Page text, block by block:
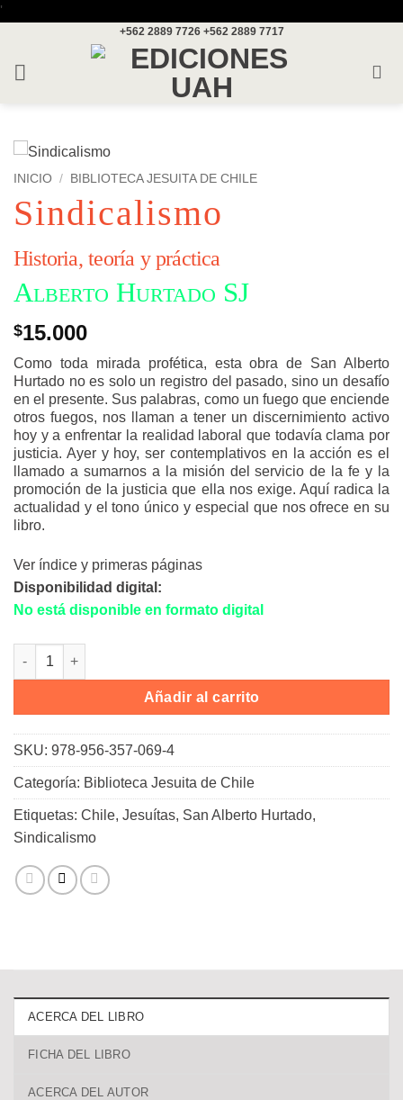
'
+562 2889 7726 +562 2889 7717
INICIO / BIBLIOTECA JESUITA DE CHILE
Sindicalismo
Historia, teoría y práctica
Alberto Hurtado SJ
$15.000
Como toda mirada profética, esta obra de San Alberto
Hurtado no es solo un registro del pasado, sino un desafío
en el presente. Sus palabras, como un fuego que enciende
otros fuegos, nos llaman a tener un discernimiento activo
hoy y a enfrentar la realidad laboral que todavía clama por
justicia. Ayer y hoy, ser contemplativos en la acción es el
llamado a sumarnos a la misión del servicio de la fe y la
promoción de la justicia que ella nos exige. Aquí radica la
actualidad y el tono único y especial que nos ofrece en su
libro.
Ver índice y primeras páginas
Disponibilidad digital:
No está disponible en formato digital
Sindicalismo cantidad
Añadir al carrito
Alternative:
SKU: 978-956-357-069-4
Categoría: Biblioteca Jesuita de Chile
Etiquetas: Chile, Jesuítas, San Alberto Hurtado,
Sindicalismo
ACERCA DEL LIBRO
FICHA DEL LIBRO
ACERCA DEL AUTOR